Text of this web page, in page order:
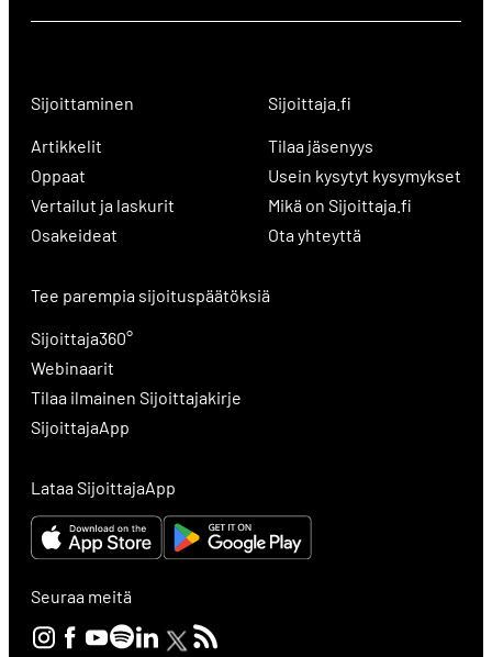
Sijoittaminen
Artikkelit
Oppaat
Vertailut ja laskurit
Osakeideat
Sijoittaja.fi
Tilaa jäsenyys
Usein kysytyt kysymykset
Mikä on Sijoittaja.fi
Ota yhteyttä
Tee parempia sijoituspäätöksiä
Sijoittaja360°
Webinaarit
Tilaa ilmainen Sijoittajakirje
SijoittajaApp
Lataa SijoittajaApp
Seuraa meitä